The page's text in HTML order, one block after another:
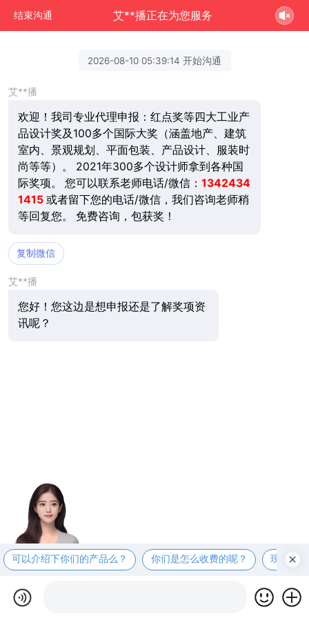
结束沟通 艾**播正在为您服务
2026-08-10 05:39:14 开始沟通
艾**播
欢迎！我司专业代理申报：红点奖等四大工业产
品设计奖及100多个国际大奖（涵盖地产、建筑
室内、景观规划、平面包装、产品设计、服装时
尚等等）。 2021年300多个设计师拿到各种国
际奖项。 您可以联系老师电话/微信： 1342434
1415 或者留下您的电话/微信，我们咨询老师稍
等回复您。 免费咨询，包获奖！
复制微信
艾**播
您好！您这边是想申报还是了解奖项资
讯呢？
可以介绍下你们的产品么？ 你们是怎么收费的呢？ 现在有